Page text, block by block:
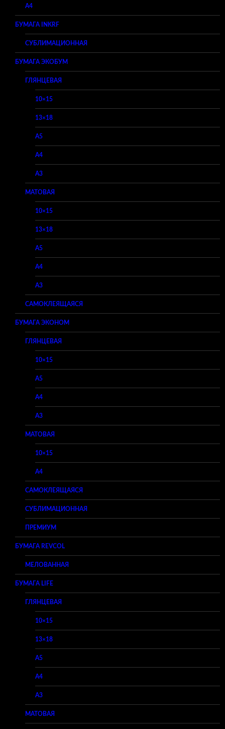
A4
БУМАГА INKRF
СУБЛИМАЦИОННАЯ
БУМАГА ЭКОБУМ
ГЛЯНЦЕВАЯ
10×15
13×18
A5
A4
A3
МАТОВАЯ
10×15
13×18
A5
A4
A3
САМОКЛЕЯЩАЯСЯ
БУМАГА ЭКОНОМ
ГЛЯНЦЕВАЯ
10×15
A5
A4
A3
МАТОВАЯ
10×15
A4
САМОКЛЕЯЩАЯСЯ
СУБЛИМАЦИОННАЯ
ПРЕМИУМ
БУМАГА REVCOL
МЕЛОВАННАЯ
БУМАГА LIFE
ГЛЯНЦЕВАЯ
10×15
13×18
A5
A4
A3
МАТОВАЯ